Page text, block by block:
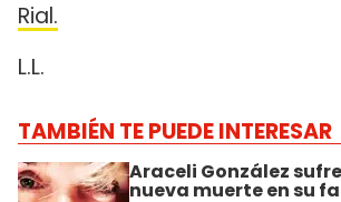
Rial.
L.L.
TAMBIÉN TE PUEDE INTERESAR
Araceli González
nueva muerte en su